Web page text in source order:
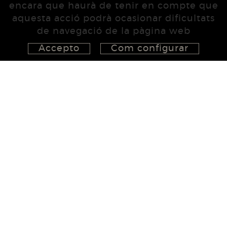
encara que haurà de tenir en compte que
aquesta acció podrà ocasionar dificultats
de navegació de la pàgina web
Accepto
Com configurar